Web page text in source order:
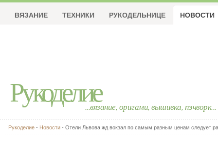
Рукоделие...вязание, оригами, вышивка, пэчворк...
ВЯЗАНИЕ ТЕХНИКИ РУКОДЕЛЬНИЦЕ НОВОСТИ
Рукоделие - Новости - Отели Львова жд вокзал по самым разным ценам следует